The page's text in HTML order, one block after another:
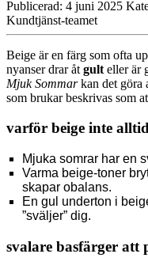
Publicerad: 4 juni 2025
Kundtjänst-teamet
Beige är en färg som ofta
nyanser drar åt gult eller är
Mjuk Sommarkan det göra
som brukar beskrivas som
varför beige inte
Mjuka somrar har en
Varma beige-toner
skapar obalans.
En gul underton i
”sväljer” dig.
svalare basfärger att